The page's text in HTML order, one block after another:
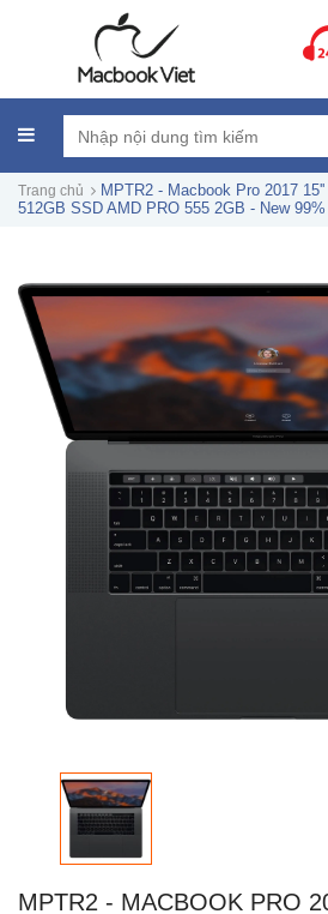
Trang chủ
MPTR2 - Macbook Pro 2017
512GB SSD AMD PRO 555 2GB - New 99%
MPTR2 - MACBOOK PRO